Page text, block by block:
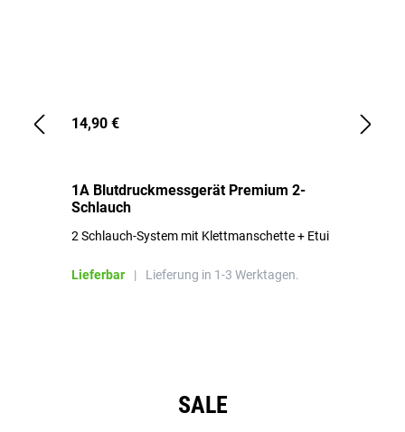
14,90 €
1A Blutdruckmessgerät Premium 2-
Schlauch
2 Schlauch-System mit Klettmanschette + Etui
Lieferbar | Lieferung in 1-3 Werktagen.
SALE